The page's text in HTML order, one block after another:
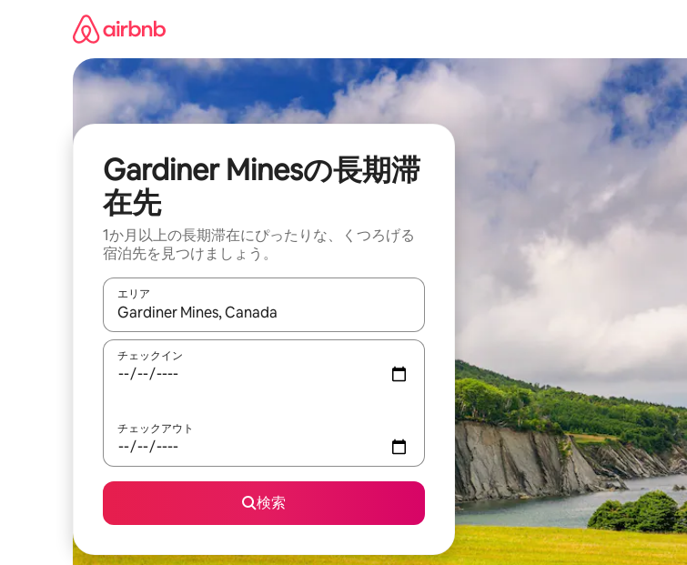
Gardiner Minesの長期滞
在先
1か月以上の長期滞在にぴったりな、くつろげる
宿泊先を見つけましょう。
エリア
検索結果が表示されたら、上下の矢印キーを使って移動するか、画面をタッチまたはスワイプして
チェックイン
チェックアウト
検索